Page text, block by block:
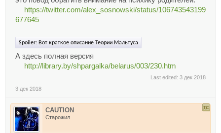
https://twitter.com/alex_sosnowski/status/106743543199
677645
Spoiler: Вот краткое описание Теории Мальтуса
А здесь полная версия
http://library.by/shpargalka/belarus/003/230.htm
Last edited: 3 дек 2018
3 дек 2018
CAUTION
Старожил